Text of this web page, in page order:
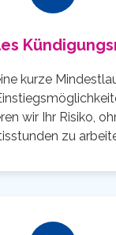
kurze
wir Ihr Risiko,
zu